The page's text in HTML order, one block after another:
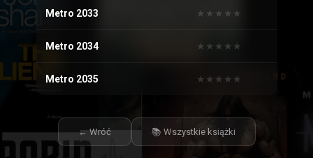
Metro 2033 ★
★ ★
★ ★
★ ★
★ ★
★
Metro 2034 ★
★ ★
★ ★
★ ★
★ ★
★
Metro 2035 ★
★ ★
★ ★
★ ★
★ ★
★
← Wróć 📚 Wszystkie książki